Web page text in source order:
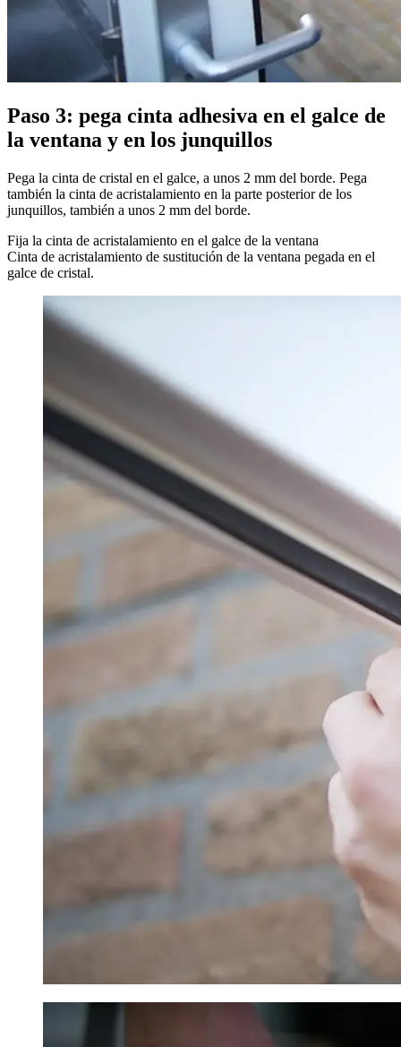
Paso 3: pega cinta adhesiva en el galce de
la ventana y en los junquillos
Pega la cinta de cristal en el galce, a unos 2 mm del borde. Pega
también la cinta de acristalamiento en la parte posterior de los
junquillos, también a unos 2 mm del borde.
Fija la cinta de acristalamiento en el galce de la ventana
Cinta de acristalamiento de sustitución de la ventana pegada en el
galce de cristal.